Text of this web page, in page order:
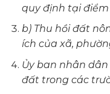
quy định tại
b) Thu hồi đất
ích của xã,
Ủy ban nhân
đất trong các